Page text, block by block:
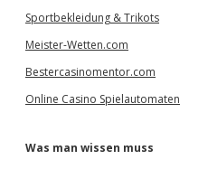
Sportbekleidung & Trikots
Meister-Wetten.com
Bestercasinomentor.com
Online Casino Spielautomaten
Was man wissen muss